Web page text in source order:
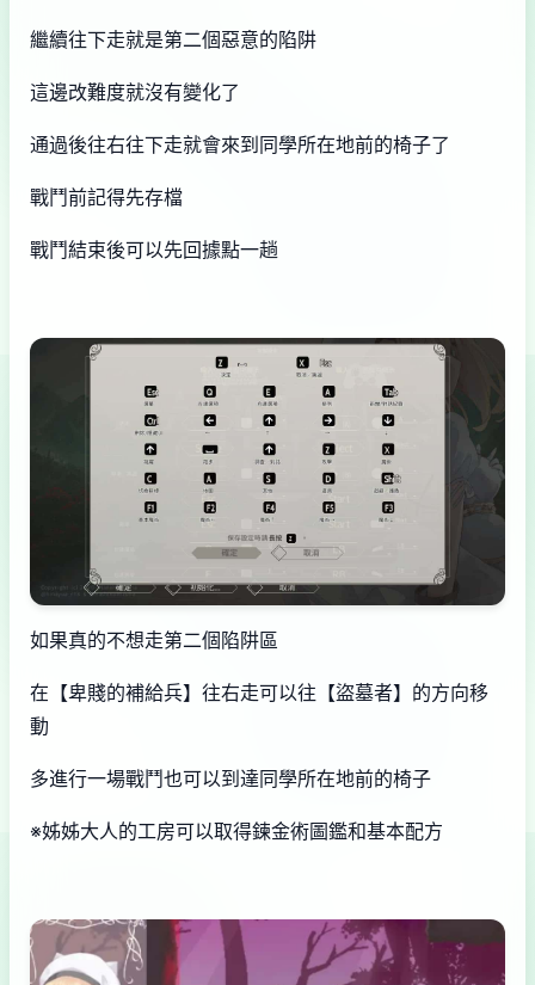
繼續往下走就是第二個惡意的陷阱
這邊改難度就沒有變化了
通過後往右往下走就會來到同學所在地前的椅子了
戰鬥前記得先存檔
戰鬥結束後可以先回據點一趟
如果真的不想走第二個陷阱區
在【卑賤的補給兵】往右走可以往【盜墓者】的方向移
動
多進行一場戰鬥也可以到達同學所在地前的椅子
※姊姊大人的工房可以取得鍊金術圖鑑和基本配方